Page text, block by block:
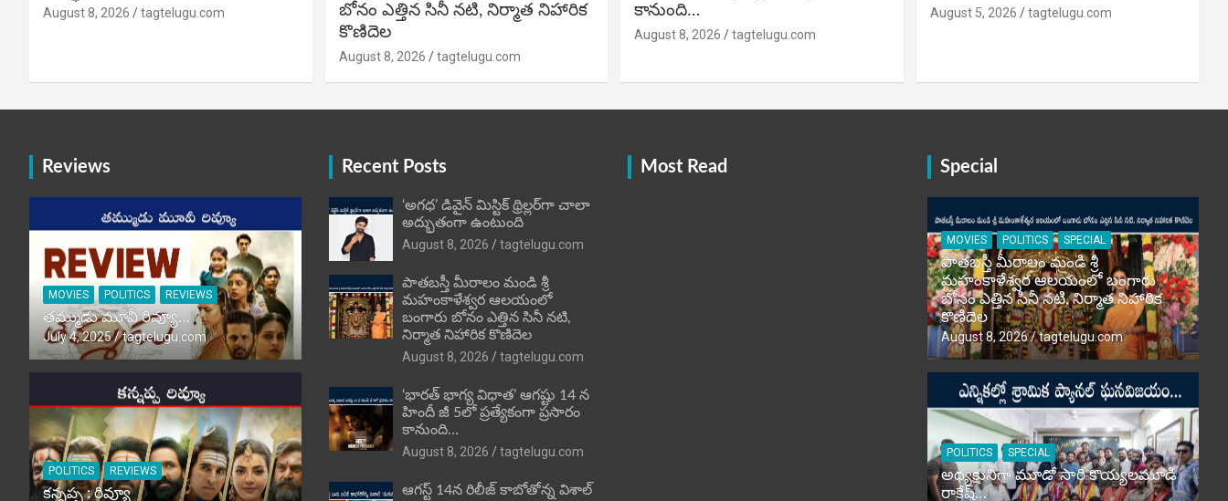
August 8, 2026 tagtelugu.com
బోనం ఎత్తిన సినీ నటి, నిర్మాత నిహారిక
కొణిదెల
August 8, 2026 tagtelugu.com
కానుంది…
August 8, 2026 tagtelugu.com
August 5, 2026 tagtelugu.com
Reviews
MOVIES POLITICS REVIEWS
తమ్ముడు మూవీ రివ్యూ…
July 4, 2025 tagtelugu.com
POLITICS REVIEWS
కన్నప్ప : రివ్యూ
Recent Posts
‘అగధ’ డివైన్ మిస్టిక్ థ్రిల్లర్‌గా చాలా
అద్భుతంగా ఉంటుంది
August 8, 2026
tagtelugu.com
పాతబస్తీ మీరాలం మండి శ్రీ
మహంకాళేశ్వర ఆలయంలో
బంగారు బోనం ఎత్తిన సినీ నటి,
నిర్మాత నిహారిక కొణిదెల
August 8, 2026
tagtelugu.com
‘భారత్ భాగ్య విధాత’ ఆగష్టు 14 న
హిందీ జీ 5లో ప్రత్యేకంగా ప్రసారం
కానుంది…
August 8, 2026
tagtelugu.com
ఆగస్ట్ 14న రిలీజ్ కాబోతోన్న విశాల్
Most Read Special
MOVIES POLITICS SPECIAL
పాతబస్తీ మీరాలం మండి శ్రీ
మహంకాళేశ్వర ఆలయంలో బంగారు
బోనం ఎత్తిన సినీ నటి, నిర్మాత నిహారిక
కొణిదెల
August 8, 2026 tagtelugu.com
POLITICS SPECIAL
అధ్యక్షునిగా మూడో సారి కొయ్యలమూడి
రాకేష్‌…